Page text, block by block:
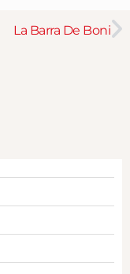
La Barra De Boni